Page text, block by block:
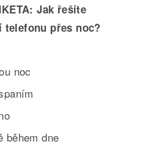
Jak řešíte
telefonu přes noc?
noc
během dne